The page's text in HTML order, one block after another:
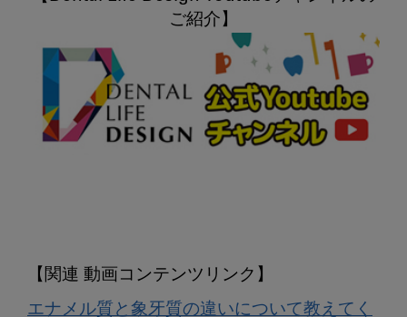
エナメル質と象牙質の違いについて教えてく